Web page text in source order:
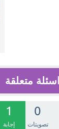
اسئلة متعلقة
0
تصويتات
1
إجابة